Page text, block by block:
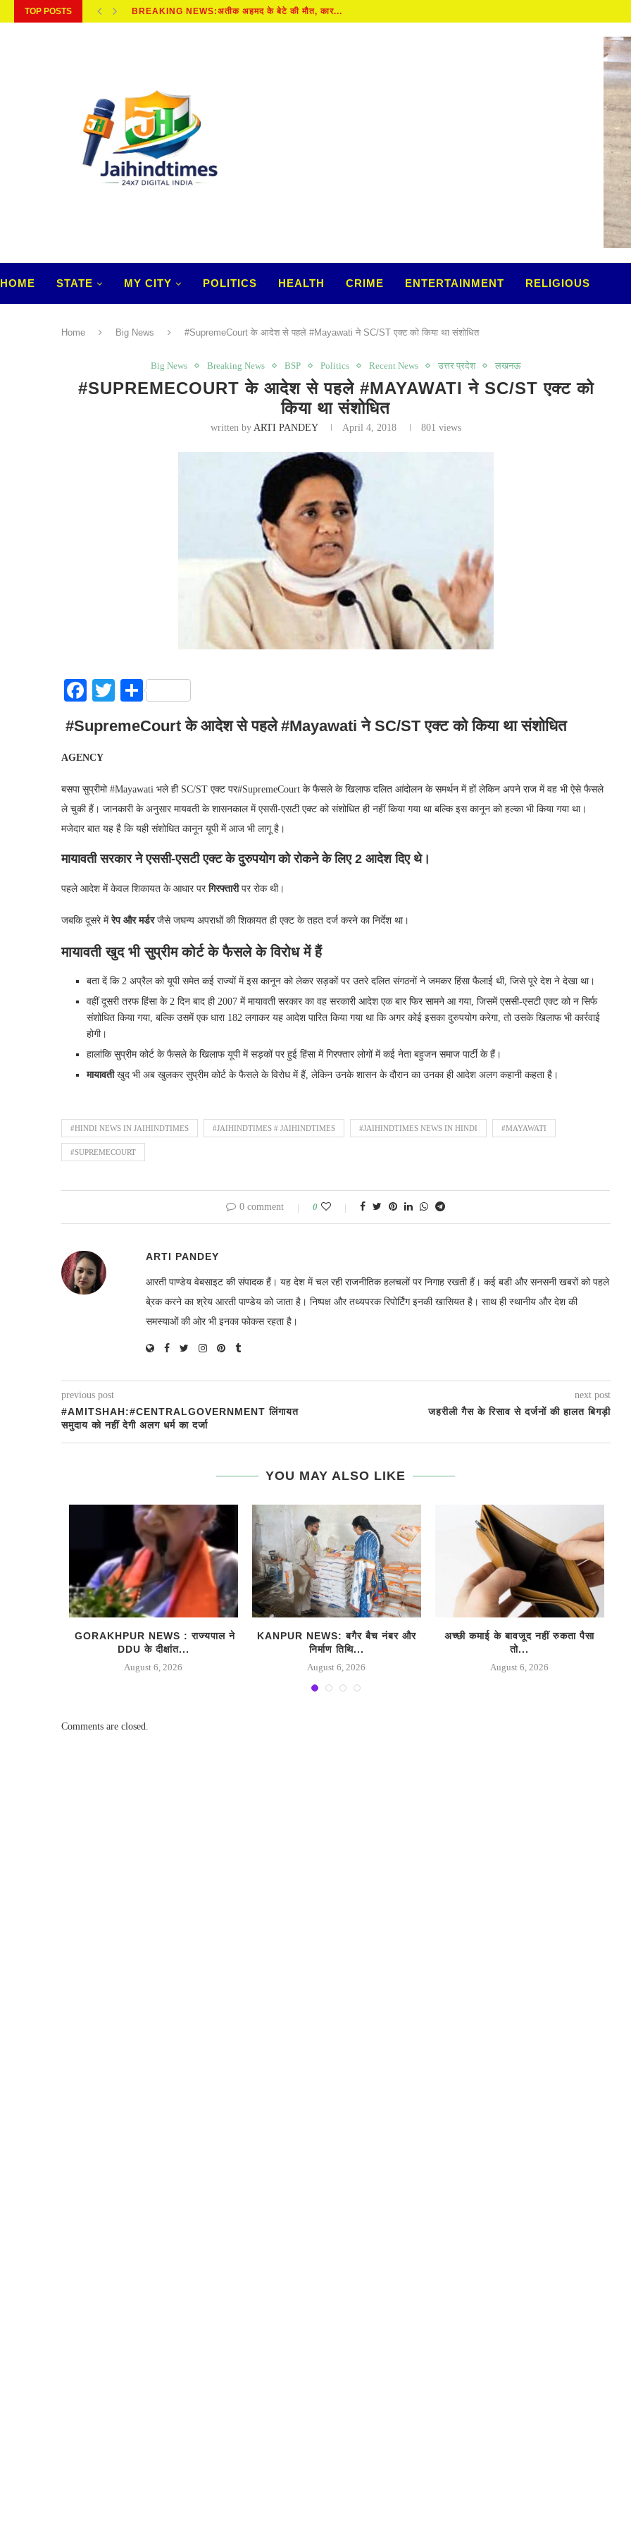
TOP POSTS SAWAN 2026 : इन कार्यों को अनदेखा करना...
HOME STATE MY CITY POLITICS HEALTH CRIME ENTERTAINMENT RELIGIOUS
Home Big News #SupremeCourt के आदेश से पहले #Mayawati ने SC/ST एक्ट को किया था संशोधित
Big News Breaking News BSP Politics Recent News उत्तर प्रदेश लखनऊ
#SUPREMECOURT के आदेश से पहले #MAYAWATI ने SC/ST एक्ट को
किया था संशोधित
written by ARTI PANDEY April 4, 2018 801 views
Facebook
Twitter
Share
#SupremeCourt के आदेश से पहले #Mayawati ने SC/ST एक्ट को किया था संशोधित
AGENCY
बसपा सुप्रीमो #Mayawati भले ही SC/ST एक्ट पर#SupremeCourt के फैसले के खिलाफ दलित आंदोलन के समर्थन में हों लेकिन अपने राज में वह भी ऐसे फैसले
ले चुकी हैं। जानकारी के अनुसार मायवती के शासनकाल में एससी-एसटी एक्ट को संशोधित ही नहीं किया गया था बल्कि इस कानून को हल्का भी किया गया था।
मजेदार बात यह है कि यही संशोधित कानून यूपी में आज भी लागू है।
मायावती सरकार ने एससी-एसटी एक्ट के दुरुपयोग को रोकने के लिए 2 आदेश दिए थे।
पहले आदेश में केवल शिकायत के आधार परगिरफ्तारीपर रोक थी।
जबकि दूसरे मेंरेप और मर्डरजैसे जघन्य अपराधों की शिकायत ही एक्ट के तहत दर्ज करने का निर्देश था।
मायावती खुद भी सुप्रीम कोर्ट के फैसले के विरोध में हैं
बता दें कि 2 अप्रैल को यूपी समेत कई राज्यों में इस कानून को लेकर सड़कों पर उतरे दलित संगठनों ने जमकर हिंसा फैलाई थी, जिसे पूरे देश ने देखा था।
वहीं दूसरी तरफ हिंसा के 2 दिन बाद ही 2007 में मायावती सरकार का वह सरकारी आदेश एक बार फिर सामने आ गया, जिसमें एससी-एसटी एक्ट को न सिर्फ
संशोधित किया गया, बल्कि उसमें एक धारा 182 लगाकर यह आदेश पारित किया गया था कि अगर कोई इसका दुरुपयोग करेगा, तो उसके खिलाफ भी कार्रवाई
होगी।
हालांकि सुप्रीम कोर्ट के फैसले के खिलाफ यूपी में सड़कों पर हुई हिंसा में गिरफ्तार लोगों में कई नेता बहुजन समाज पार्टी के हैं।
मायावतीखुद भी अब खुलकर सुप्रीम कोर्ट के फैसले के विरोध में हैं, लेकिन उनके शासन के दौरान का उनका ही आदेश अलग कहानी कहता है।
#HINDI NEWS IN JAIHINDTIMES #JAIHINDTIMES # JAIHINDTIMES #JAIHINDTIMES NEWS IN HINDI #MAYAWATI
#SUPREMECOURT
0 comment 0
ARTI PANDEY
आरती पाण्डेय वेबसाइट की संपादक हैं। यह देश में चल रही राजनीतिक हलचलों पर निगाह रखती हैं। कई बडी और सनसनी खबरों को पहले
बे्रक करने का श्रेय आरती पाण्डेय को जाता है। निष्पक्ष और तथ्यपरक रिपोर्टिंग इनकी खासियत है। साथ ही स्थानीय और देश की
समस्याओं की ओर भी इनका फोकस रहता है।
previous post
#AMITSHAH:#CENTRALGOVERNMENT लिंगायत
समुदाय को नहीं देगी अलग धर्म का दर्जा
next post
जहरीली गैस के रिसाव से दर्जनों की हालत बिगड़ी
YOU MAY ALSO LIKE
GORAKHPUR NEWS : राज्यपाल ने
DDU के दीक्षांत...
August 6, 2026
KANPUR NEWS: बगैर बैच नंबर और
निर्माण तिथि...
August 6, 2026
अच्छी कमाई के बावजूद नहीं रुकता पैसा
तो...
August 6, 2026
Comments are closed.